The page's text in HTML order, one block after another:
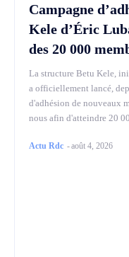
Campagne
Kele d’Éric
des 20 000
La structure Betu Kele,
a officiellement lancé,
d'adhésion de nouveaux
nous afin d'atteindre 20
Actu Rdc -août 4, 2026